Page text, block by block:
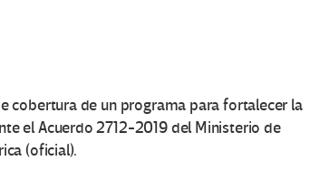
cobertura de un programa para fortalecer la
el Acuerdo 2712-2019 del Ministerio de
(oficial).